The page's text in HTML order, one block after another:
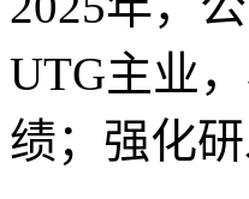
UTG主业
绩；强化